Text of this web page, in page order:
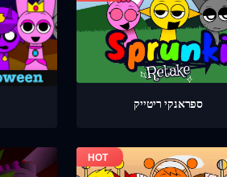
ספראנקי ריטייק